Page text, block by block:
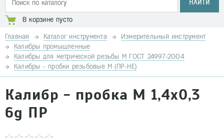
НАЙТИ
В корзине пусто
Главная Каталог инструмента
Измерительный инструмент
Калибры промышленные
Калибры для метрической резьбы М ГОСТ 24997-2004
Калибры - пробки резьбовые М (ПР-НЕ)
Калибр - пробка М 1,4х0,3
6g ПР